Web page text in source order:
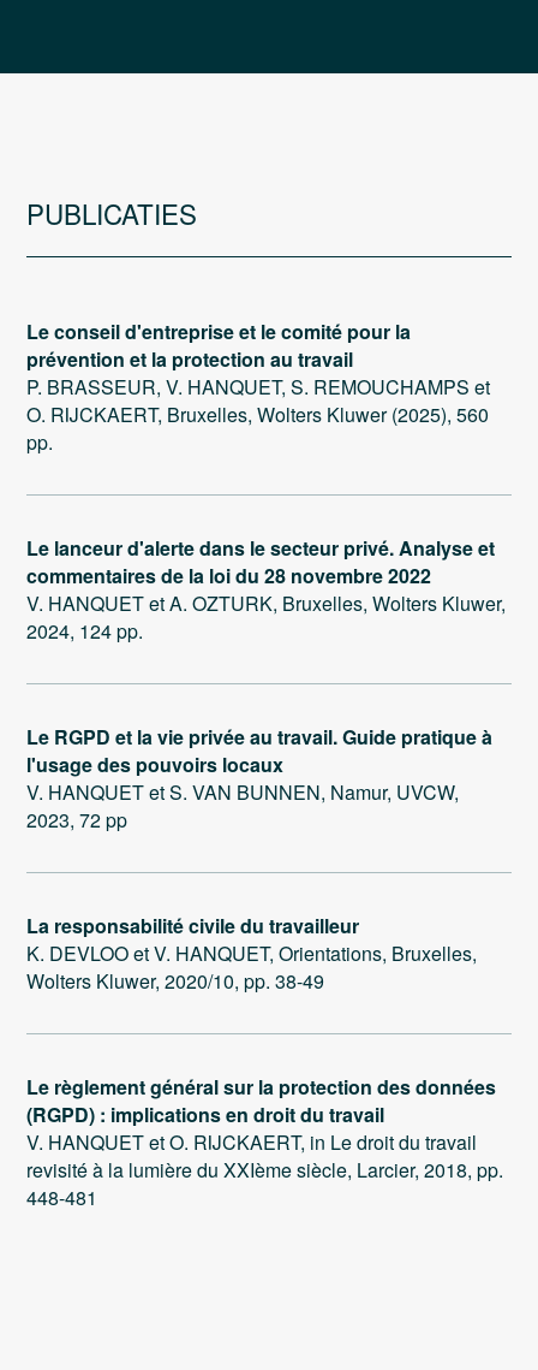
PUBLICATIES
Le conseil d'entreprise et le comité pour la
prévention et la protection au travail
P. BRASSEUR, V. HANQUET, S. REMOUCHAMPS et
O. RIJCKAERT, Bruxelles, Wolters Kluwer (2025), 560
pp.
Le lanceur d'alerte dans le secteur privé. Analyse et
commentaires de la loi du 28 novembre 2022
V. HANQUET et A. OZTURK, Bruxelles, Wolters Kluwer,
2024, 124 pp.
Le RGPD et la vie privée au travail. Guide pratique à
l'usage des pouvoirs locaux
V. HANQUET et S. VAN BUNNEN, Namur, UVCW,
2023, 72 pp
La responsabilité civile du travailleur
K. DEVLOO et V. HANQUET, Orientations, Bruxelles,
Wolters Kluwer, 2020/10, pp. 38-49
Le règlement général sur la protection des données
(RGPD) : implications en droit du travail
V. HANQUET et O. RIJCKAERT, in Le droit du travail
revisité à la lumière du XXIème siècle, Larcier, 2018, pp.
448-481